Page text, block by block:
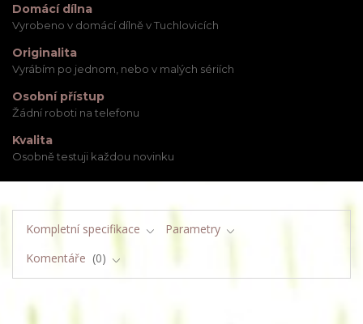
Domácí dílna
Vyrobeno v domácí dílně v Tuchlovicích
Originalita
Vyrábím po jednom, nebo v malých sériích
Osobní přístup
Žádní roboti na telefonu
Kvalita
Osobně testuji každou novinku
Kompletní specifikace
Parametry
Komentáře
0